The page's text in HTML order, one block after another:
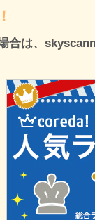
合は、